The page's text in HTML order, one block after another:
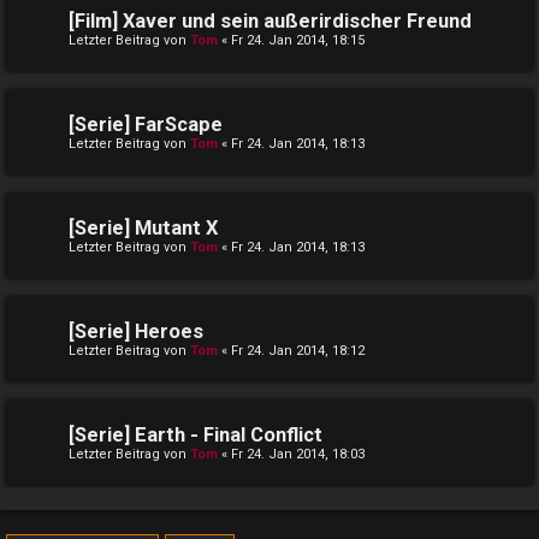
[Film] Xaver und sein außerirdischer Freund
Letzter Beitrag von Tom « Fr 24. Jan 2014, 18:15
[Serie] FarScape
Letzter Beitrag von Tom « Fr 24. Jan 2014, 18:13
[Serie] Mutant X
Letzter Beitrag von Tom « Fr 24. Jan 2014, 18:13
[Serie] Heroes
Letzter Beitrag von Tom « Fr 24. Jan 2014, 18:12
[Serie] Earth - Final Conflict
Letzter Beitrag von Tom « Fr 24. Jan 2014, 18:03